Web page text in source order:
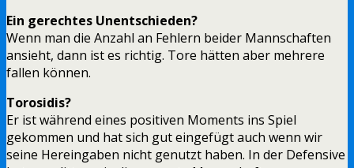
Ein gerechtes Unentschieden?
Wenn man die Anzahl an Fehlern beider Mannschaften
ansieht, dann ist es richtig. Tore hätten aber mehrere
fallen können.
Torosidis?
Er ist während eines positiven Moments ins Spiel
gekommen und hat sich gut eingefügt auch wenn wir
seine Hereingaben nicht genutzt haben. In der Defensive